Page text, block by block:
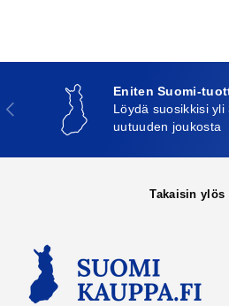
Edellinen
Eniten Suomi-
Löydä suosikkisi
uutuuden joukosta
Takaisin ylös